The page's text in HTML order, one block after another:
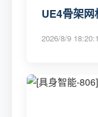
UE4骨架
2026/8/9